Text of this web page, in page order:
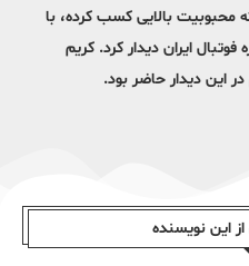
محبوبیت بالایی کسب کرده، با
ایران دیدار کرد. کریم
این دیدار حاضر بود.
این نویسندە